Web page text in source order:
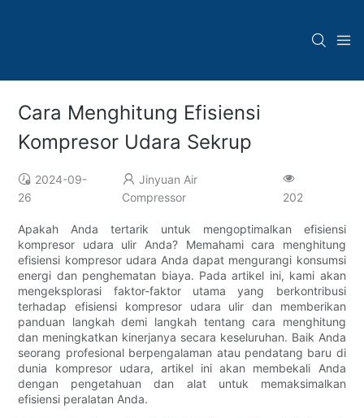
Cara Menghitung Efisiensi
Kompresor Udara Sekrup
2024-09-
26
Jinyuan Air
Compressor
202
Apakah Anda tertarik untuk mengoptimalkan efisiensi
kompresor udara ulir Anda? Memahami cara menghitung
efisiensi kompresor udara Anda dapat mengurangi konsumsi
energi dan penghematan biaya. Pada artikel ini, kami akan
mengeksplorasi faktor-faktor utama yang berkontribusi
terhadap efisiensi kompresor udara ulir dan memberikan
panduan langkah demi langkah tentang cara menghitung
dan meningkatkan kinerjanya secara keseluruhan. Baik Anda
seorang profesional berpengalaman atau pendatang baru di
dunia kompresor udara, artikel ini akan membekali Anda
dengan pengetahuan dan alat untuk memaksimalkan
efisiensi peralatan Anda.